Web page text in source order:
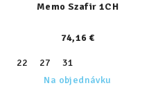
Memo Szafir 1CH
74,16 €
22 27
31
Na objednávku